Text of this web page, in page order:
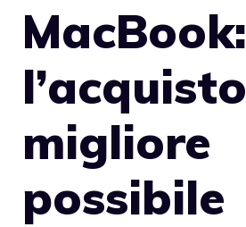
MacBook:
l’acquisto
migliore
possibile